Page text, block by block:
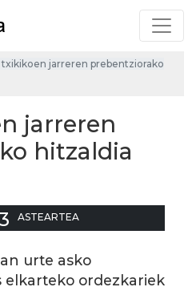
jarreren prebentziorako
jarreren
hitzaldia
ASTEARTEA
urte asko
ordezkariek